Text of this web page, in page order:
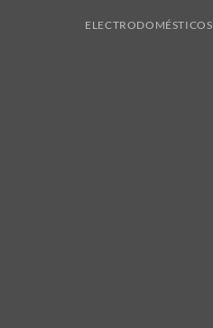
ELECTRODOMÉSTICOS